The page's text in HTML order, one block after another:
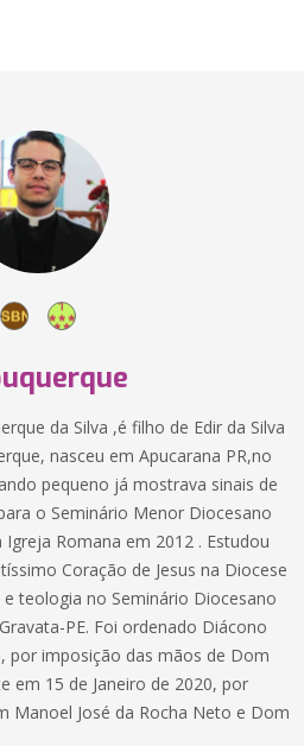
da Silva ,é filho de Edir da Silva
nasceu em Apucarana PR,no
pequeno já mostrava sinais de
o Seminário Menor Diocesano
Romana em 2012 . Estudou
Coração de Jesus na Diocese
teologia no Seminário Diocesano
PE. Foi ordenado Diácono
por imposição das mãos de Dom
em 15 de Janeiro de 2020, por
Manoel José da Rocha Neto e Dom